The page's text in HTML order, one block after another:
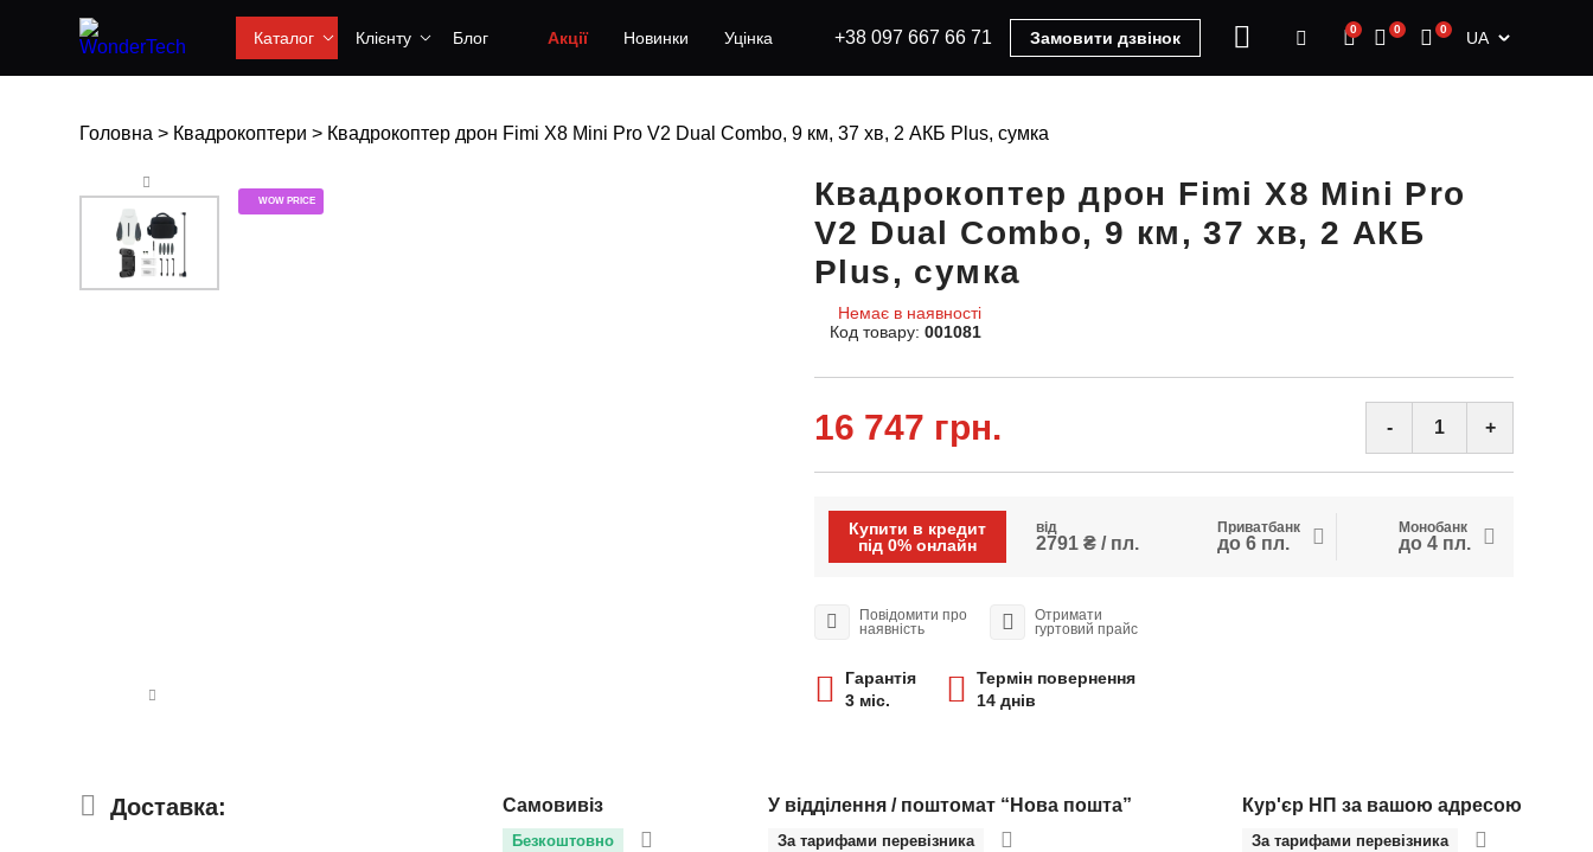
Каталог Клієнту Блог Акції Новинки Уцінка +38 097 667 66 71 Замовити дзвінок 0 0 0 UA
Головна > Квадрокоптери > Квадрокоптер дрон Fimi X8 Mini Pro V2 Dual Combo, 9 км, 37 хв, 2 АКБ Plus, сумка
WOW PRICE
Квадрокоптер дрон Fimi X8 Mini Pro
V2 Dual Combo, 9 км, 37 хв, 2 АКБ
Plus, сумка
Немає в наявності
Код товару: 001081
16 747 грн. - +
Купити в кредит
під 0% онлайн
від
2791 ₴ / пл.
Приватбанк
до 6 пл.
Монобанк
до 4 пл.
Повідомити про
наявність
Отримати
гуртовий прайс
Гарантія
3 міс.
Термін повернення
14 днів
Доставка: Самовивіз
Безкоштовно
У відділення / поштомат “Нова пошта”
За тарифами перевізника
Кур'єр НП за вашою адресою
За тарифами перевізника